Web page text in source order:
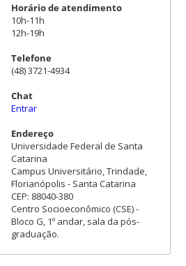
Horário de atendimento
10h-11h
12h-19h
Telefone
(48) 3721-4934
Chat
Entrar
Endereço
Universidade Federal de Santa
Catarina
Campus Universitário, Trindade,
Florianópolis - Santa Catarina
CEP: 88040-380
Centro Socioeconômico (CSE) -
Bloco G, 1º andar, sala da pós-
graduação.